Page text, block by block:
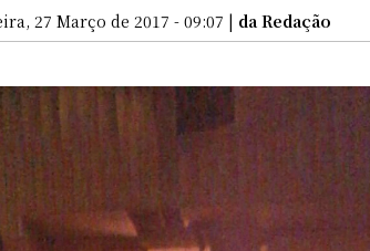
27 Março de 2017 - 09:07 | da Redação